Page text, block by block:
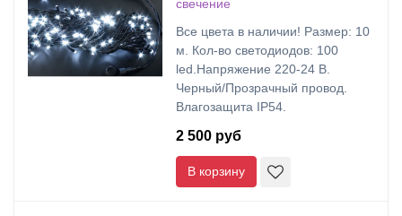
свечение
Все цвета в наличии! Размер: 10
м. Кол-во светодиодов: 100
led.Напряжение 220-24 В.
Черный/Прозрачный провод.
Влагозащита IP54.
2 500 руб
В корзину